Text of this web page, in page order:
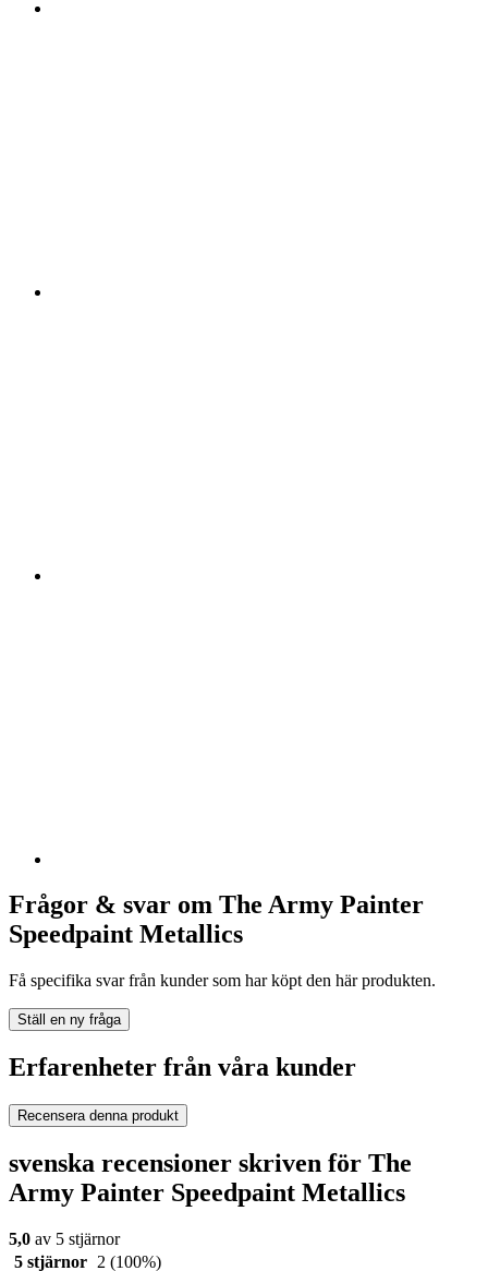
Frågor & svar om The Army Painter
Speedpaint Metallics
Få specifika svar från kunder som har köpt den här produkten.
Ställ en ny fråga
Erfarenheter från våra kunder
Recensera denna produkt
svenska recensioner skriven för The
Army Painter Speedpaint Metallics
5,0 av 5 stjärnor
5 stjärnor
2 (100%)